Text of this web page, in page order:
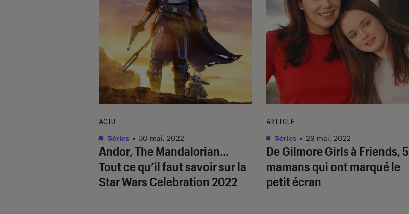
Andor, The Mandalorian…
Tout ce qu’il faut savoir sur la
Star Wars Celebration 2022
ACTU
Séries • 30 mai. 2022
DeGilmore Girlsà Friends, 5
mamans qui ont marqué le
petit écran
ARTICLE
Séries • 29 mai. 2022